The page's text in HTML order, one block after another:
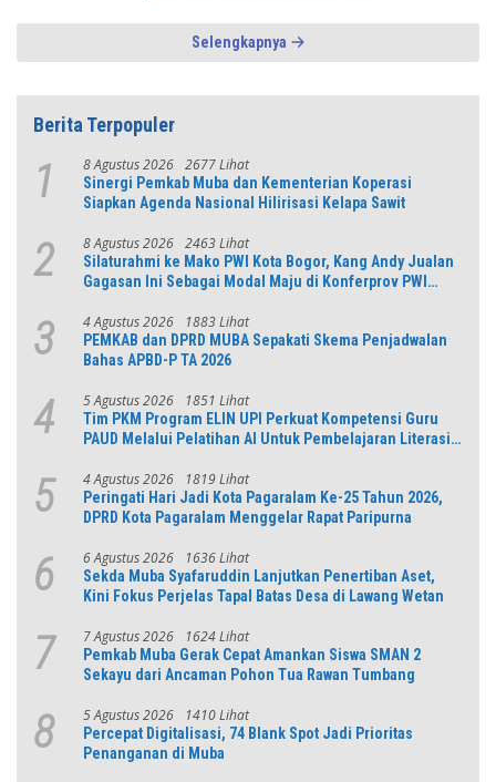
Selengkapnya
Berita Terpopuler
1 8 Agustus 2026 2677 Lihat
Sinergi Pemkab Muba dan Kementerian Koperasi
Siapkan Agenda Nasional Hilirisasi Kelapa Sawit
2 8 Agustus 2026 2463 Lihat
Silaturahmi ke Mako PWI Kota Bogor, Kang Andy Jualan
Gagasan Ini Sebagai Modal Maju di Konferprov PWI
3 4 Agustus 2026 1883 Lihat
PEMKAB dan DPRD MUBA Sepakati Skema Penjadwalan
Bahas APBD-P TA 2026
4 5 Agustus 2026 1851 Lihat
Tim PKM Program ELIN UPI Perkuat Kompetensi Guru
PAUD Melalui Pelatihan AI Untuk Pembelajaran Literasi
5 4 Agustus 2026 1819 Lihat
Peringati Hari Jadi Kota Pagaralam Ke-25 Tahun 2026,
DPRD Kota Pagaralam Menggelar Rapat Paripurna
6 6 Agustus 2026 1636 Lihat
Sekda Muba Syafaruddin Lanjutkan Penertiban Aset,
Kini Fokus Perjelas Tapal Batas Desa di Lawang Wetan
7 7 Agustus 2026 1624 Lihat
Pemkab Muba Gerak Cepat Amankan Siswa SMAN 2
Sekayu dari Ancaman Pohon Tua Rawan Tumbang
8 5 Agustus 2026 1410 Lihat
Percepat Digitalisasi, 74 Blank Spot Jadi Prioritas
Penanganan di Muba